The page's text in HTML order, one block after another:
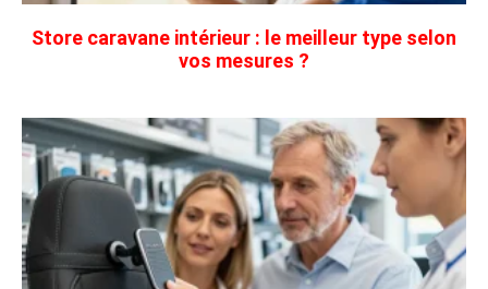
Store caravane intérieur : le meilleur type selon
vos mesures ?